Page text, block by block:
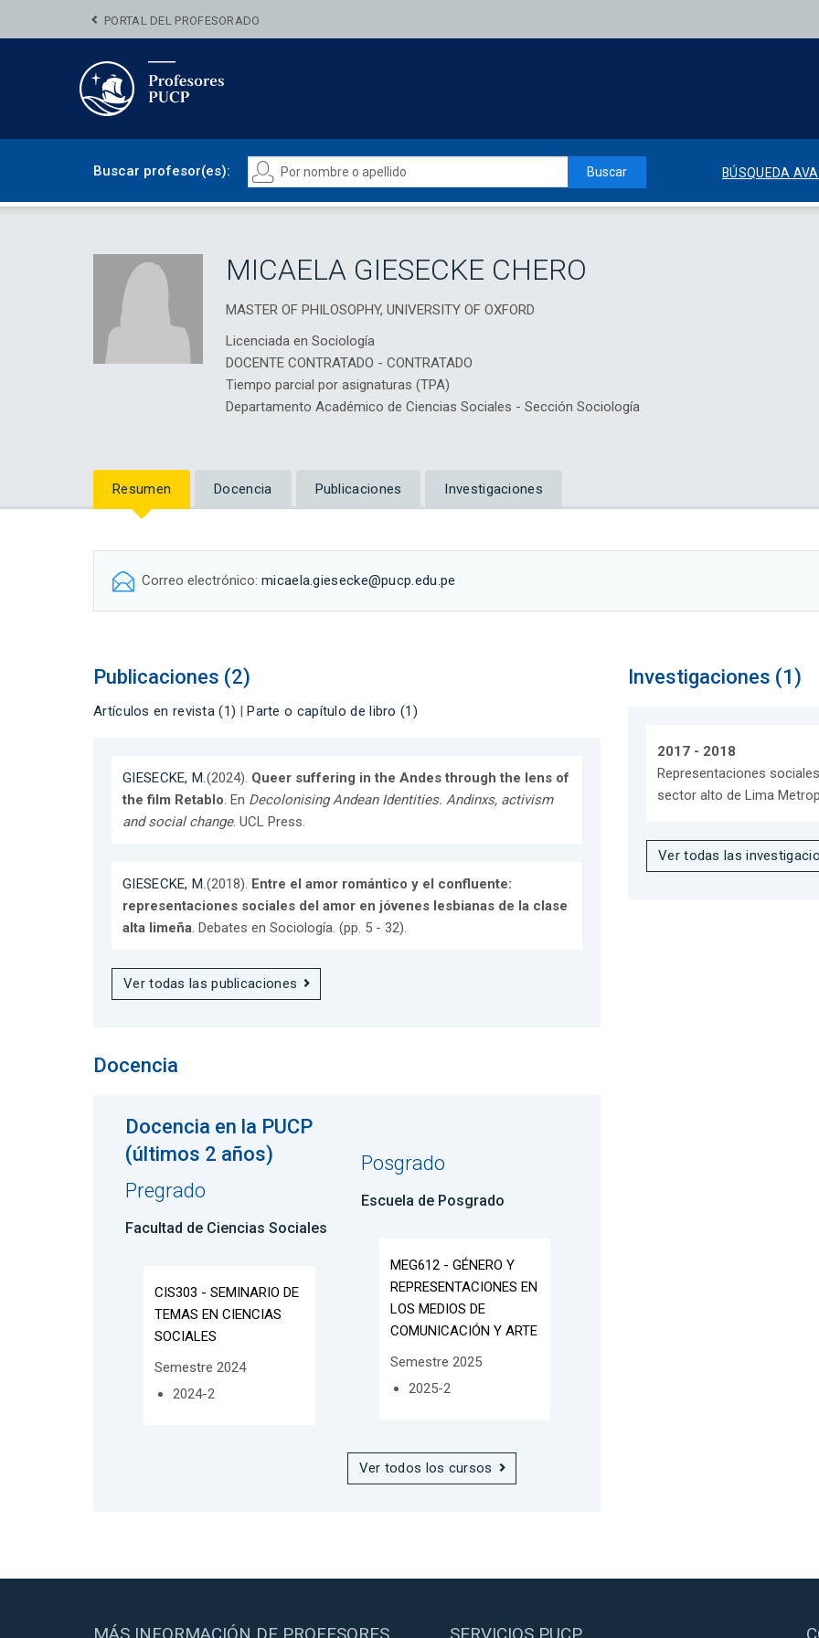
PORTAL DEL PROFESORADO
Buscar profesor(es): Buscar BÚSQUEDA
MICAELA GIESECKE CHERO
MASTER OF PHILOSOPHY, UNIVERSITY OF OXFORD
Licenciada en Sociología
DOCENTE CONTRATADO - CONTRATADO
Tiempo parcial por asignaturas (TPA)
Departamento Académico de Ciencias Sociales - Sección Sociología
Resumen Docencia Publicaciones Investigaciones
Correo electrónico: micaela.giesecke@pucp.edu.pe
Publicaciones (2)
Artículos en revista (1) |Parte o capítulo de libro (1)
GIESECKE, M. (2024). Queer suffering in the Andes through the lens of
the film Retablo . En Decolonising Andean Identities. Andinxs, activism
and social change. UCL Press.
GIESECKE, M. (2018). Entre el amor romántico y el confluente:
representaciones sociales del amor en jóvenes lesbianas de la clase
alta limeña . Debates en Sociología. (pp. 5 - 32).
Ver todas las publicaciones
Investigaciones (1)
2017 - 2018
Representaciones
sector alto de Lima
Ver todas las
Docencia
Docencia en la PUCP
(últimos 2 años)
Pregrado
Facultad de Ciencias Sociales
CIS303 - SEMINARIO DE
TEMAS EN CIENCIAS
SOCIALES
Semestre 2024
2024-2
Posgrado
Escuela de Posgrado
MEG612 - GÉNERO Y
REPRESENTACIONES EN
LOS MEDIOS DE
COMUNICACIÓN Y ARTE
Semestre 2025
2025-2
Ver todos los cursos
MÁS INFORMACIÓN DE PROFESORES SERVICIOS PUCP